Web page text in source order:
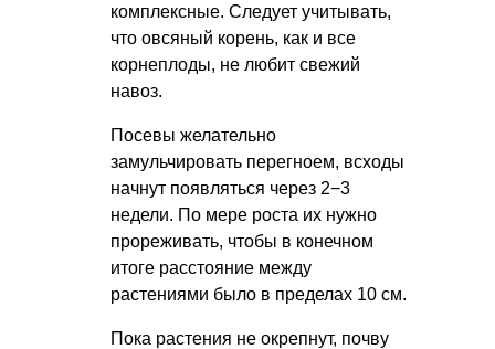
комплексные. Следует учитывать,
что овсяный корень, как и все
корнеплоды, не любит свежий
навоз.
Посевы желательно
замульчировать перегноем, всходы
начнут появляться через 2−3
недели. По мере роста их нужно
прореживать, чтобы в конечном
итоге расстояние между
растениями было в пределах 10 см.
Пока растения не окрепнут, почву